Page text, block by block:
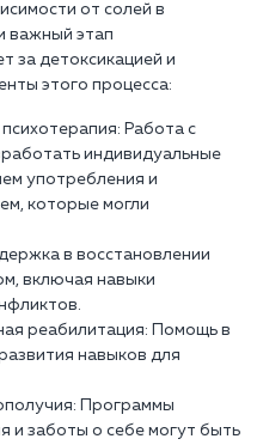
от солей в
важный этап
за детоксикацией и
этого процесса:
Работа с
индивидуальные
употребления и
которые могли
в восстановлении
включая навыки
реабилитация: Помощь в
навыков для
Программы
и заботы о себе могут быть